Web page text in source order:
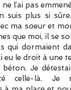
l’ai pas
suis plus si
ma soeur et
que moi, il se
qui dormaient
eu le droit à une
Je
celle-là. Je